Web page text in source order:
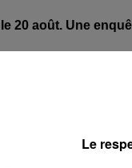
20 août. Une
On l’a vu
une casquette et
1,80 m. Il a le
Le